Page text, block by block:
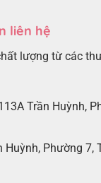
liên hệ
lượng từ các
Trần Huỳnh,
Huỳnh, Phường 7,